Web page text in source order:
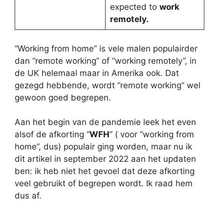
expected to work
remotely.
“Working from home” is vele malen populairder
dan “remote working” of “working remotely”, in
de UK helemaal maar in Amerika ook. Dat
gezegd hebbende, wordt “remote working” wel
gewoon goed begrepen.
Aan het begin van de pandemie leek het even
alsof de afkorting “WFH” ( voor “working from
home”, dus) populair ging worden, maar nu ik
dit artikel in september 2022 aan het updaten
ben: ik heb niet het gevoel dat deze afkorting
veel gebruikt of begrepen wordt. Ik raad hem
dus af.